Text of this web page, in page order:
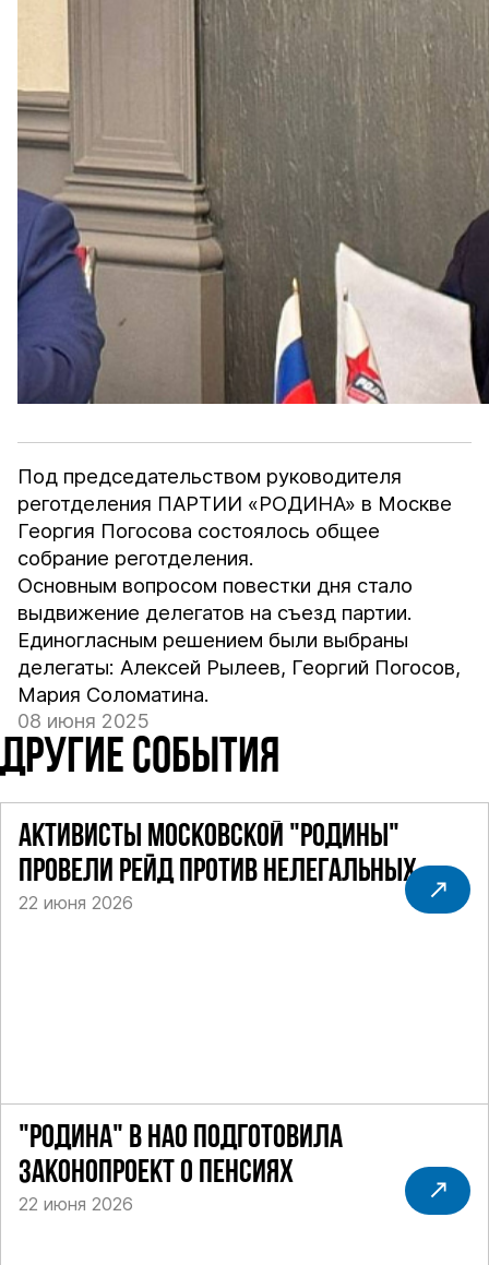
Под председательством руководителя
реготделения ПАРТИИ «РОДИНА» в Москве
Георгия Погосова состоялось общее
собрание реготделения.
Основным вопросом повестки дня стало
выдвижение делегатов на съезд партии.
Единогласным решением были выбраны
делегаты: Алексей Рылеев, Георгий Погосов,
Мария Соломатина.
08 июня 2025
ДРУГИЕ СОБЫТИЯ
АКТИВИСТЫ МОСКОВСКОЙ "РОДИНЫ"
ПРОВЕЛИ РЕЙД ПРОТИВ НЕЛЕГАЛЬНЫХ
ТАКСИ
22 июня 2026
"РОДИНА" В НАО ПОДГОТОВИЛА
ЗАКОНОПРОЕКТ О ПЕНСИЯХ
22 июня 2026